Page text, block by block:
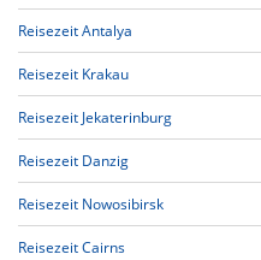
Reisezeit Antalya
Reisezeit Krakau
Reisezeit Jekaterinburg
Reisezeit Danzig
Reisezeit Nowosibirsk
Reisezeit Cairns